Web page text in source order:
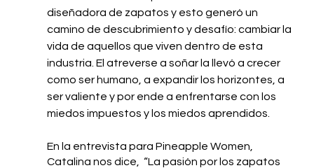
diseñadora de zapatos y esto generó un
camino de descubrimiento y desafío: cambiar la
vida de aquellos que viven dentro de esta
industria. El atreverse a soñar la llevó a crecer
como ser humano, a expandir los horizontes, a
ser valiente y por ende a enfrentarse con los
miedos impuestos y los miedos aprendidos.
En la entrevista para Pineapple Women,
Catalina nos dice,  “La pasión por los zapatos